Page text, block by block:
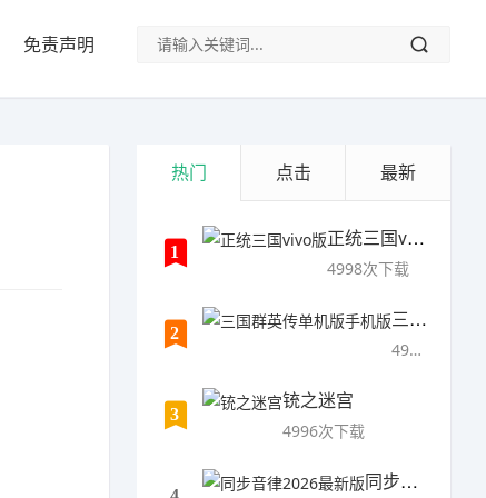
免责声明
热门 点击 最新
1
正统三国vivo版
4998次下载
2
三国群英传单机版手机版
4997次下载
3
铳之迷宫
4996次下载
同步音律2026最新版